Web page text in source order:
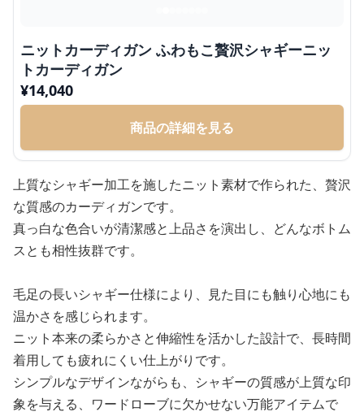
ニットカーディガン ふわもこ贅沢シャギーニッ
トカーディガン
¥14,040
商品の詳細を見る
上質なシャギー加工を施したニット素材で作られた、贅沢
な質感のカーディガンです。
真っ白な色合いが清潔感と上品さを演出し、どんなボトム
スとも相性抜群です。
毛足の長いシャギー仕様により、見た目にも触り心地にも
温かさを感じられます。
ニット本来の柔らかさと伸縮性を活かした設計で、長時間
着用しても疲れにくい仕上がりです。
シンプルなデザインながらも、シャギーの質感が上質な印
象を与える、ワードローブに欠かせない万能アイテムで